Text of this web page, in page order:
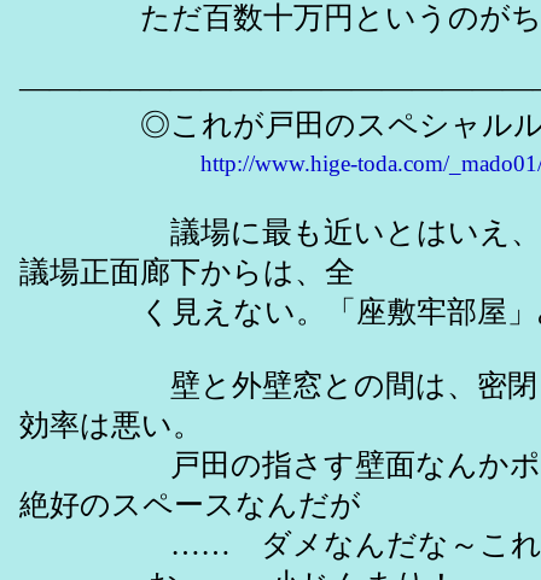
ただ百数十万円というのがち
◎これが戸田のスペシャルル
http://www.hige-toda.com/
議場に最も近いとはいえ、会
議場正面廊下からは、全
く見えない。「座敷牢部屋」
壁と外壁窓との間は、密閉し
効率は悪い。
戸田の指さす壁面なんかポス
絶好のスペースなんだが
…… ダメなんだな～これ